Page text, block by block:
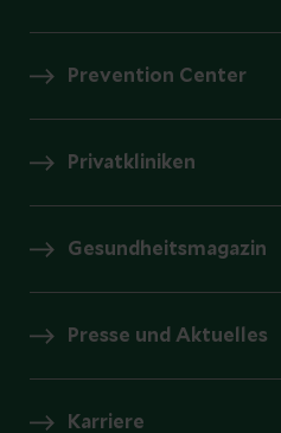
Prevention Center
Privatkliniken
Gesundheitsmagazin
Presse und Aktuelles
Karriere